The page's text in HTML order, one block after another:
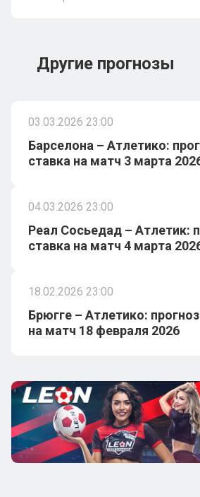
Другие прогнозы
03.03.2026 23:00
Барселона – Атлетико:
ставка на матч 3 марта
04.03.2026 23:00
Реал Сосьедад – Атлетик:
ставка на матч 4 марта
18.02.2026 23:00
Брюгге – Атлетико:
на матч 18 февраля 2026